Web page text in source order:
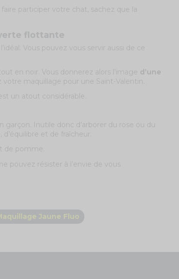
participer votre chat, sachez que la
flottante
Vous pouvez vous servir aussi de ce
en noir. Vous donnerez alors l’image d’une
votre maquillage pour une Saint-Valentin.
un atout considérable.
garçon. Inutile donc d’arborer du rose ou du
et de fraîcheur.
de pomme.
pouvez résister à l’envie de vous
Jaune Fluo